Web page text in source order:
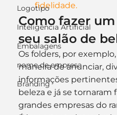
Logotipo
Inteligência Artificial
Embalagens
nome de empresa
Branding
fidelidade.
Como fazer
seu salão de
Os folders, por
maneira de anunciar,
informações
beleza e já se
grandes empresas do